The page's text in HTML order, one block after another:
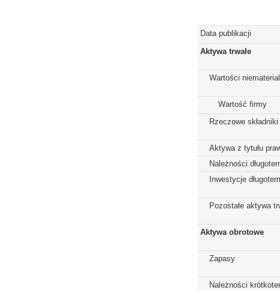
Data publikacji
Aktywa trwałe
Wartości
Wartość firmy
Rzeczowe
Aktywa z tytułu
Należności
Inwestycje
Pozostałe aktywa
Aktywa obrotowe
Zapasy
Należności